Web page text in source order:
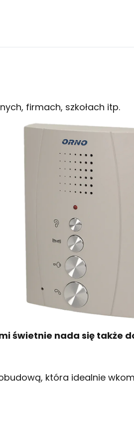
firmach, szkołach itp.
świetnie nada się także
która idealnie